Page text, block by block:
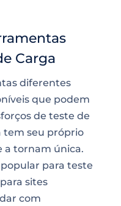
Carga
diferentes
que podem
de teste de
tem seu próprio
a tornam única.
para teste
sites
com